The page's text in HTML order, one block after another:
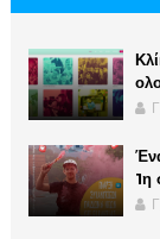
1η